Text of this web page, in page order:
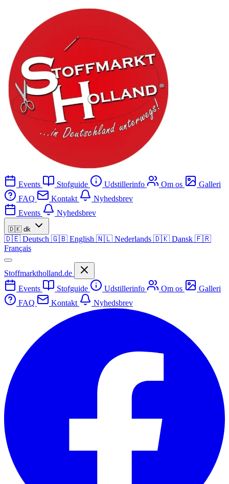
Events Stofguide Udstillerinfo Om os
Galleri
FAQ
Kontakt
Nyhedsbrev
Events
Nyhedsbrev
🇩🇰 dk
🇩🇪 Deutsch 🇬🇧 English 🇳🇱 Nederlands 🇩🇰 Dansk 🇫🇷
Français
Stoffmarktholland.de
Events
Stofguide Udstillerinfo Om os
Galleri
FAQ
Kontakt Nyhedsbrev